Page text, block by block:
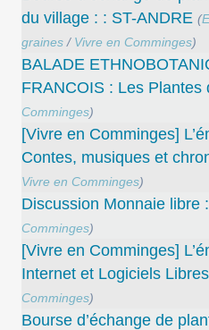
du village : : ST-ANDRE (
graines / Vivre en Comminges)
BALADE
FRANCOIS : Les Plantes
Comminges)
[Vivre en Comminges]
Contes, musiques et
Vivre en Comminges)
Discussion Monnaie libre
Comminges)
[Vivre en Comminges]
Internet et Logiciels Libres
Comminges)
Bourse d’échange de